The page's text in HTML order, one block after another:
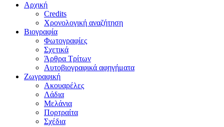
Αρχική
Credits
Χρονολογική αναζήτηση
Βιογραφία
Φωτογραφίες
Σχετικά
Άρθρα Τρίτων
Αυτοβιογραφικά αφηγήματα
Ζωγραφική
Ακουαρέλες
Λάδια
Μελάνια
Πορτραίτα
Σχέδια